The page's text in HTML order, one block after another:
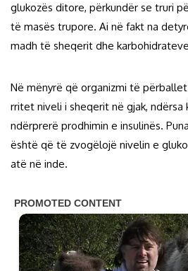
glukozës ditore, përkundër se truri
të masës trupore. Ai në fakt na
madh të sheqerit dhe
Në mënyrë që organizmi të
rritet niveli i sheqerit në gjak, ndërsa
ndërprerë prodhimin e insulinës.
është që të zvogëlojë nivelin e
atë në inde.